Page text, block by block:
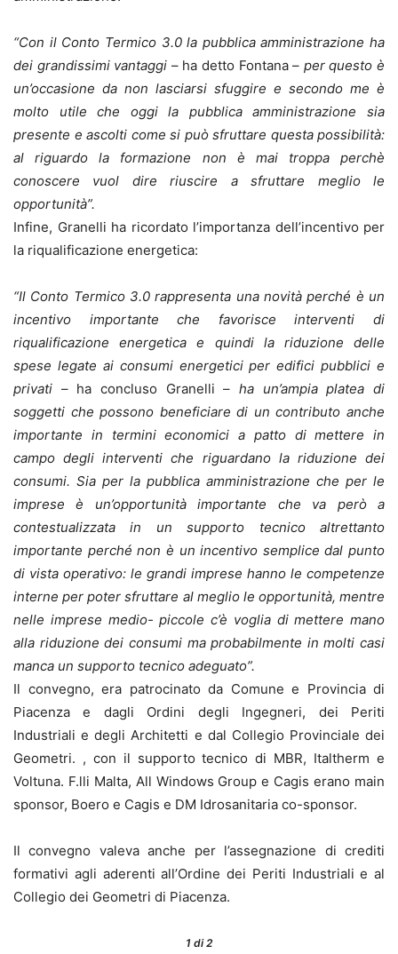
“Con il Conto Termico 3.0 la pubblica amministrazione ha
dei grandissimi vantaggi – ha detto Fontana – per questo è
un’occasione da non lasciarsi sfuggire e secondo me è
molto utile che oggi la pubblica amministrazione sia
presente e ascolti come si può sfruttare questa possibilità:
al riguardo la formazione non è mai troppa perchè
conoscere vuol dire riuscire a sfruttare meglio le
opportunità”.
Infine, Granelli ha ricordato l’importanza dell’incentivo per
la riqualificazione energetica:
“Il Conto Termico 3.0 rappresenta una novità perché è un
incentivo importante che favorisce interventi di
riqualificazione energetica e quindi la riduzione delle
spese legate ai consumi energetici per edifici pubblici e
privati – ha concluso Granelli – ha un’ampia platea di
soggetti che possono beneficiare di un contributo anche
importante in termini economici a patto di mettere in
campo degli interventi che riguardano la riduzione dei
consumi. Sia per la pubblica amministrazione che per le
imprese è un’opportunità importante che va però a
contestualizzata in un supporto tecnico altrettanto
importante perché non è un incentivo semplice dal punto
di vista operativo: le grandi imprese hanno le competenze
interne per poter sfruttare al meglio le opportunità, mentre
nelle imprese medio- piccole c’è voglia di mettere mano
alla riduzione dei consumi ma probabilmente in molti casi
manca un supporto tecnico adeguato”.
Il convegno, era patrocinato da Comune e Provincia di
Piacenza e dagli Ordini degli Ingegneri, dei Periti
Industriali e degli Architetti e dal Collegio Provinciale dei
Geometri. , con il supporto tecnico di MBR, Italtherm e
Voltuna. F.lli Malta, All Windows Group e Cagis erano main
sponsor, Boero e Cagis e DM Idrosanitaria co-sponsor.
Il convegno valeva anche per l’assegnazione di crediti
formativi agli aderenti all’Ordine dei Periti Industriali e al
Collegio dei Geometri di Piacenza.
1 di 2